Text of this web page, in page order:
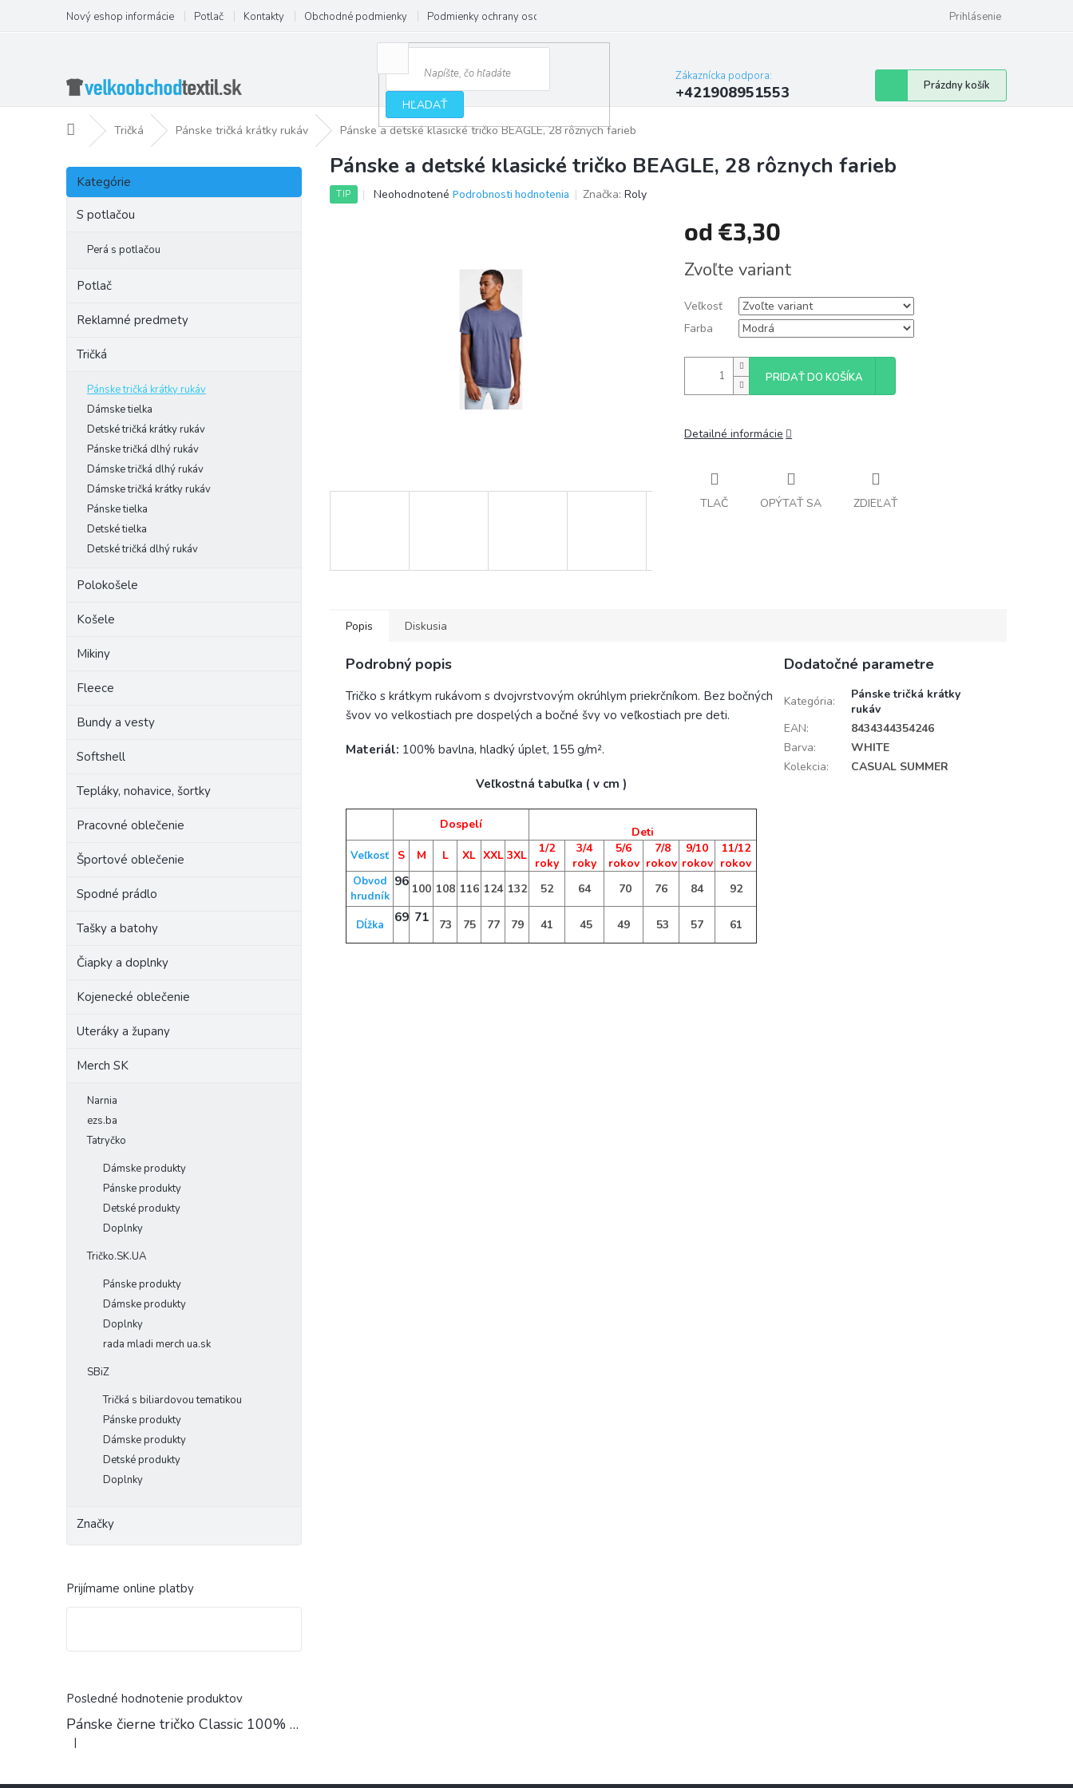
obsah
Nový eshop informácie Potlač Kontakty Obchodné podmienky Podmienky ochrany osobných údajov Prihlásenie
HĽADAŤ
Zákaznícka podpora:
+421908951553
Nákupný
košík
Prázdny košík
DomovTričká Pánske tričká krátky rukáv Pánske a detské klasické tričko BEAGLE, 28 rôznych farieb
B
č
Preskočiť
kategórie
Kategórie
S potlačou
Perá s potlačou
Potlač
Reklamné predmety
Tričká
Pánske tričká krátky rukáv
Dámske tielka
Detské tričká krátky rukáv
Pánske tričká dlhý rukáv
Dámske tričká dlhý rukáv
Dámske tričká krátky rukáv
Pánske tielka
Detské tielka
Detské tričká dlhý rukáv
Polokošele
Košele
Mikiny
Fleece
Bundy a vesty
Softshell
Tepláky, nohavice, šortky
Pracovné oblečenie
Športové oblečenie
Spodné prádlo
Tašky a batohy
Čiapky a doplnky
Kojenecké oblečenie
Uteráky a župany
Merch SK
Narnia
ezs.ba
Tatryčko
Dámske produkty
Pánske produkty
Detské produkty
Doplnky
Tričko.SK.UA
Pánske produkty
Dámske produkty
Doplnky
rada mladi merch ua.sk
SBiZ
Tričká s biliardovou tematikou
Pánske produkty
Dámske produkty
Detské produkty
Doplnky
Značky
Prijímame online platby
Posledné hodnotenie produktov
Pánske čierne tričko Classic 100% Bavlna
Hodnotenie produktu je 4 z 5 hviezdičiek.
|
Pánske a detské klasické tričko BEAGLE, 28 rôznych farieb
TIP
Priemerné
Neohodnotené Podrobnosti hodnotenia Značka: Roly
od €3,30
cena:
Zvoľte variant
Veľkosť
Farba
PRIDAŤ DO KOŠÍKA
Detailné informácie
TLAČ OPÝTAŤ SA ZDIEĽAŤ
Popis Diskusia
Podrobný popis
Tričko s krátkym rukávom s dvojvrstvovým okrúhlym priekrčníkom. Bez bočných
švov vo velkostiach pre dospelých a bočné švy vo veľkostiach pre deti.
Materiál: 100% bavlna, hladký úplet, 155 g/m².
Veľkostná tabuľka ( v cm )
Dospelí
Deti
Veľkosť S M L XL XXL 3XL
1/2
roky
3/4
roky
5/6
rokov
7/8
rokov
9/10
rokov
11/12
rokov
Obvod
hrudník
96 100 108 116 124 132 52 64 70 76 84 92
Dĺžka 69 71 73 75 77 79 41 45 49 53 57 61
Dodatočné parametre
Kategória:
Pánske tričká krátky
rukáv
EAN:
8434344354246
Barva:
WHITE
Kolekcia: CASUAL SUMMER